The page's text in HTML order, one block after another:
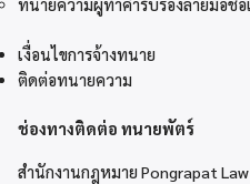
ทนายความผู้ทำคำรับรองลายมือชื่อ
เงื่อนไขการจ้างทนาย
ติดต่อทนายความ
ช่องทางติดต่อ ทนายพัตร์
สำนักงานกฎหมาย Pongrapat